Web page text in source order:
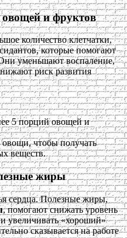
овощей и фруктов
количество клетчатки,
которые помогают
уменьшают воспаление,
риск развития
5 порций овощей и
чтобы получать
веществ.
жиры
сердца. Полезные жиры,
, помогают снижать уровень
увеличивать «хороший»
сказывается на работе